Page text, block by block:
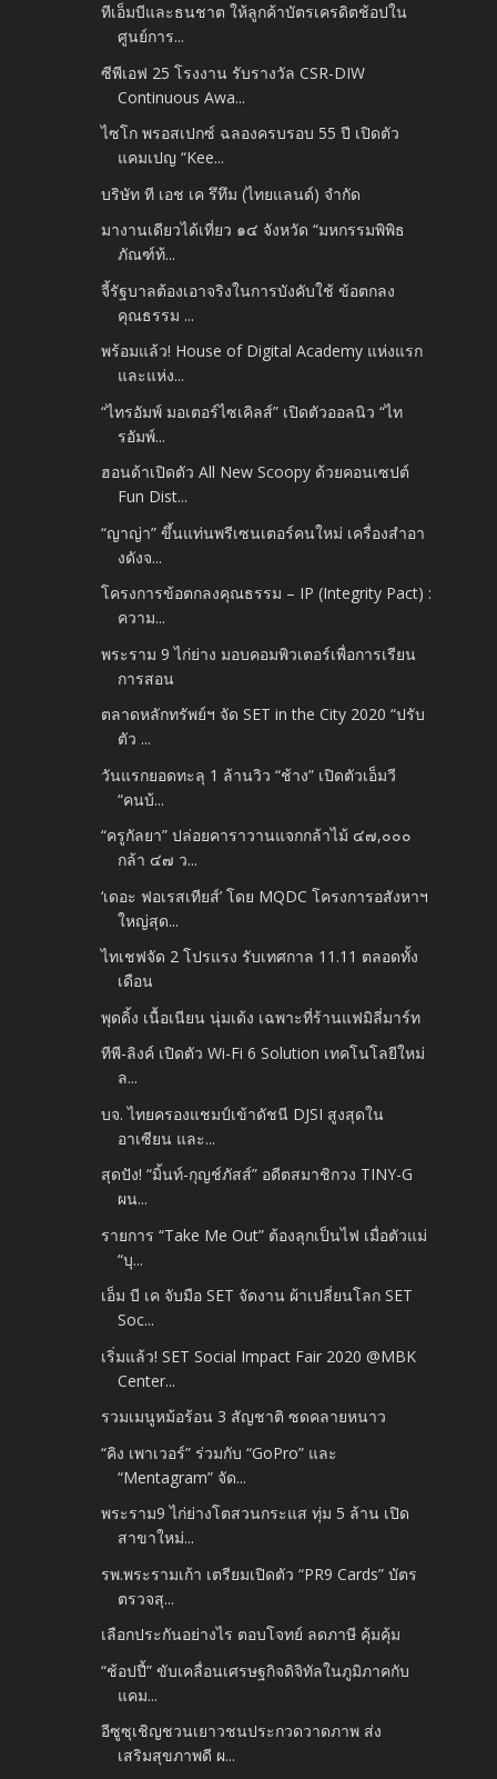
ทีเอ็มบีและธนชาต ให้ลูกค้าบัตรเครดิตช้อปใน
ศูนย์การ...
ซีพีเอฟ 25 โรงงาน รับรางวัล CSR-DIW
Continuous Awa...
ไซโก พรอสเปกซ์ ฉลองครบรอบ 55 ปี เปิดตัว
แคมเปญ “Kee...
บริษัท ที เอช เค รึทึม (ไทยแลนด์) จำกัด
มางานเดียวได้เที่ยว ๑๔ จังหวัด “มหกรรมพิพิธ
ภัณฑ์ท้...
จี้รัฐบาลต้องเอาจริงในการบังคับใช้ ข้อตกลง
คุณธรรม ...
พร้อมแล้ว! House of Digital Academy แห่งแรก
และแห่ง...
“ไทรอัมพ์ มอเตอร์ไซเคิลส์” เปิดตัวออลนิว “ไท
รอัมพ์...
ฮอนด้าเปิดตัว All New Scoopy ด้วยคอนเซปต์
Fun Dist...
“ญาญ่า” ขึ้นแท่นพรีเซนเตอร์คนใหม่ เครื่องสำอา
งดังจ...
โครงการข้อตกลงคุณธรรม – IP (Integrity Pact) :
ความ...
พระราม 9 ไก่ย่าง มอบคอมพิวเตอร์เพื่อการเรียน
การสอน
ตลาดหลักทรัพย์ฯ จัด SET in the City 2020 “ปรับ
ตัว ...
วันแรกยอดทะลุ 1 ล้านวิว “ช้าง” เปิดตัวเอ็มวี
“คนบ้...
“ครูกัลยา” ปล่อยคาราวานแจกกล้าไม้ ๔๗,๐๐๐
กล้า ๔๗ ว...
‘เดอะ ฟอเรสเทียส์’ โดย MQDC โครงการอสังหาฯ
ใหญ่สุด...
ไทเชฟจัด 2 โปรแรง รับเทศกาล 11.11 ตลอดทั้ง
เดือน
พุดดิ้ง เนื้อเนียน นุ่มเด้ง เฉพาะที่ร้านแฟมิลี่มาร์ท
ทีพี-ลิงค์ เปิดตัว Wi-Fi 6 Solution เทคโนโลยีใหม่
ล...
บจ. ไทยครองแชมป์เข้าดัชนี DJSI สูงสุดใน
อาเซียน และ...
สุดปัง! “มิ้นท์-กุญช์ภัสส์” อดีตสมาชิกวง TINY-G
ผน...
รายการ “Take Me Out” ต้องลุกเป็นไฟ เมื่อตัวแม่
“บุ...
เอ็ม บี เค จับมือ SET จัดงาน ผ้าเปลี่ยนโลก SET
Soc...
เริ่มแล้ว! SET Social Impact Fair 2020 @MBK
Center...
รวมเมนูหม้อร้อน 3 สัญชาติ ซดคลายหนาว
“คิง เพาเวอร์” ร่วมกับ “GoPro” และ
“Mentagram” จัด...
พระราม9 ไก่ย่างโตสวนกระแส ทุ่ม 5 ล้าน เปิด
สาขาใหม่...
รพ.พระรามเก้า เตรียมเปิดตัว “PR9 Cards” บัตร
ตรวจสุ...
เลือกประกันอย่างไร ตอบโจทย์ ลดภาษี คุ้มคุ้ม
“ช้อปปี้” ขับเคลื่อนเศรษฐกิจดิจิทัลในภูมิภาคกับ
แคม...
อีซูซุเชิญชวนเยาวชนประกวดวาดภาพ ส่ง
เสริมสุขภาพดี ผ...